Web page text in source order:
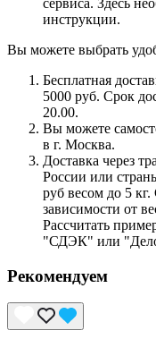
инструкции.
Вы можете выбрать
Бесплатная
5000 руб. Срок
20.00.
Вы можете
в г. Москва.
Доставка через
России или
руб весом до 5 кг.
зависимости от
Рассчитать
"СДЭК" или
Рекомендуем